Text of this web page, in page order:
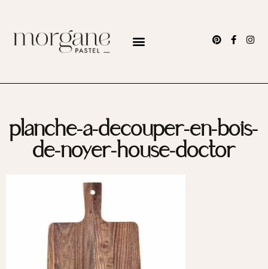
planche-a-decouper-en-bois-
de-noyer-house-doctor